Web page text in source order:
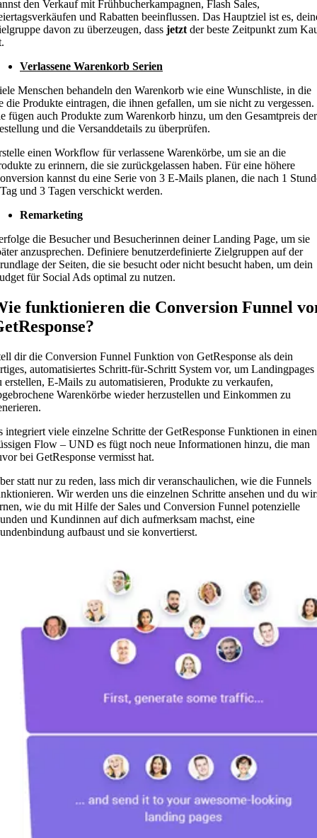
den Verkauf mit Frühbucherkampagnen, Flash Sales,
und Rabatten beeinflussen. Das Hauptziel ist es,
davon zu überzeugen, dass jetzt der beste Zeitpunkt zum
Verlassene Warenkorb Serien
Menschen behandeln den Warenkorb wie eine Wunschliste, in die
die Produkte eintragen, die ihnen gefallen, um sie nicht zu vergessen.
fügen auch Produkte zum Warenkorb hinzu, um den Gesamtpreis der
und die Versanddetails zu überprüfen.
einen Workflow für verlassene Warenkörbe, um sie an die
zu erinnern, die sie zurückgelassen haben. Für eine höhere
kannst du eine Serie von 3 E-Mails planen, die nach 1
und 3 Tagen verschickt werden.
Remarketing
die Besucher und Besucherinnen deiner Landing Page, um sie
anzusprechen. Definiere benutzerdefinierte Zielgruppen auf der
der Seiten, die sie besucht oder nicht besucht haben, um dein
für Social Ads optimal zu nutzen.
funktionieren die Conversion Funnel
dir die Conversion Funnel Funktion von GetResponse als dein
automatisiertes Schritt-für-Schritt System vor, um Landingpages
erstellen, E-Mails zu automatisieren, Produkte zu verkaufen,
Warenkörbe wieder herzustellen und Einkommen zu
integriert viele einzelne Schritte der GetResponse Funktionen in einen
Flow – UND es fügt noch neue Informationen hinzu, die man
bei GetResponse vermisst hat.
statt nur zu reden, lass mich dir veranschaulichen, wie die Funnels
Wir werden uns die einzelnen Schritte ansehen und du
wie du mit Hilfe der Sales und Conversion Funnel potenzielle
und Kundinnen auf dich aufmerksam machst, eine
aufbaust und sie konvertierst.